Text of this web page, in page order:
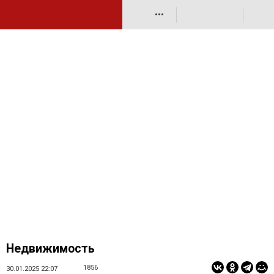
•••
Недвижимость
30.01.2025 22:07 1856